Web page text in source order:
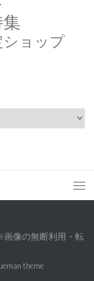
ショップ
像の無断利用・転
theme